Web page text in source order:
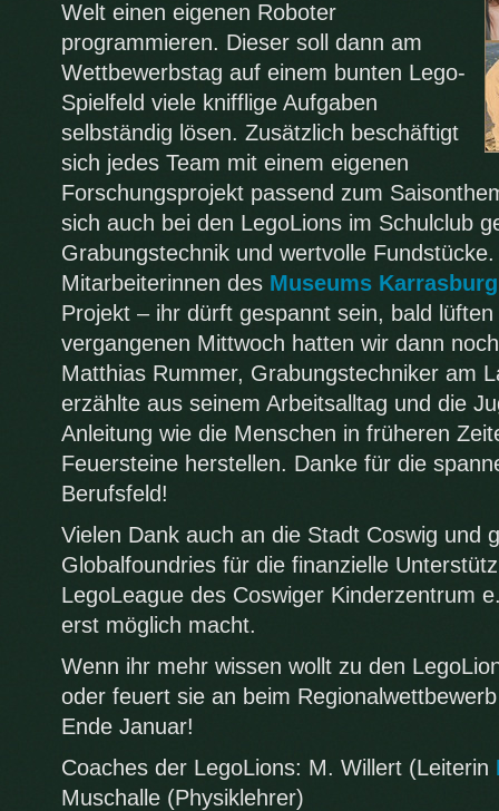
Welt einen eigenen Roboter
programmieren. Dieser soll dann am
Wettbewerbstag auf einem bunten Lego-
Spielfeld viele knifflige Aufgaben
selbständig lösen. Zusätzlich beschäftigt
sich jedes Team mit einem eigenen
Forschungsprojekt passend zum
sich auch bei den LegoLions im Schulclub
Grabungstechnik und wertvolle
Mitarbeiterinnen des Museums Karrasburg
Projekt – ihr dürft gespannt sein, bald
vergangenen Mittwoch hatten wir dann
Matthias Rummer, Grabungstechniker am
erzählte aus seinem Arbeitsalltag und die
Anleitung wie die Menschen in früheren
Feuersteine herstellen. Danke für die
Berufsfeld!
Vielen Dank auch an die Stadt Coswig und
Globalfoundries für die finanzielle
LegoLeague des Coswiger Kinderzentrum
erst möglich macht.
Wenn ihr mehr wissen wollt zu den
oder feuert sie an beim
Ende Januar!
Coaches der LegoLions: M. Willert (Leiterin
Muschalle (Physiklehrer)